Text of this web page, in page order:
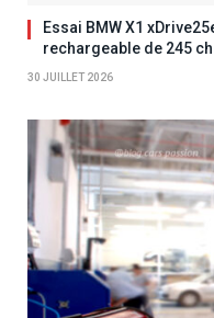
Essai BMW X1
rechargeable de 245 ch
30 JUILLET 2026